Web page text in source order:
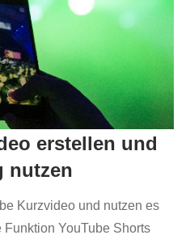
erstellen und
nutzen
Kurzvideo und nutzen es
YouTube Shorts